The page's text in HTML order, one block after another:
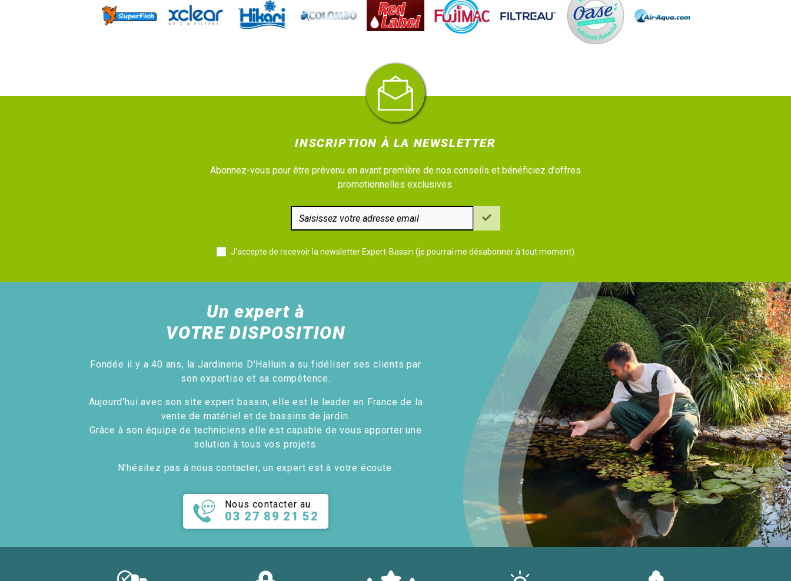
INSCRIPTION À LA NEWSLETTER
Abonnez-vous pour être prévenu en avant première de nos conseils et bénéficiez d'offres
promotionnelles exclusives.
J'accepte de recevoir la newsletter Expert-Bassin (je pourrai me désabonner à tout moment)
Un expert à
VOTRE DISPOSITION
Fondée il y a 40 ans, la Jardinerie D'Halluin a su fidéliser ses clients par
son expertise et sa compétence.
Aujourd'hui avec son site expert bassin, elle est le leader en France de la
vente de matériel et de bassins de jardin.
Grâce à son équipe de techniciens elle est capable de vous apporter une
solution à tous vos projets.
N'hésitez pas à nous contacter, un expert est à votre écoute.
Nous contacter au
03 27 89 21 52